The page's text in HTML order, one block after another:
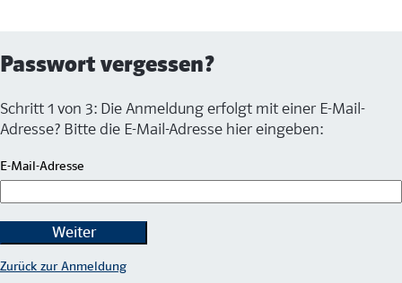
Passwort vergessen?
Schritt 1 von 3: Die Anmeldung erfolgt mit einer E-Mail-
Adresse? Bitte die E-Mail-Adresse hier eingeben:
E-Mail-Adresse
Weiter
Zurück zur Anmeldung